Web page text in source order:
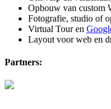
Opbouw van custom
Fotografie, studio of
Virtual Tour en
Layout voor web en
Partners: